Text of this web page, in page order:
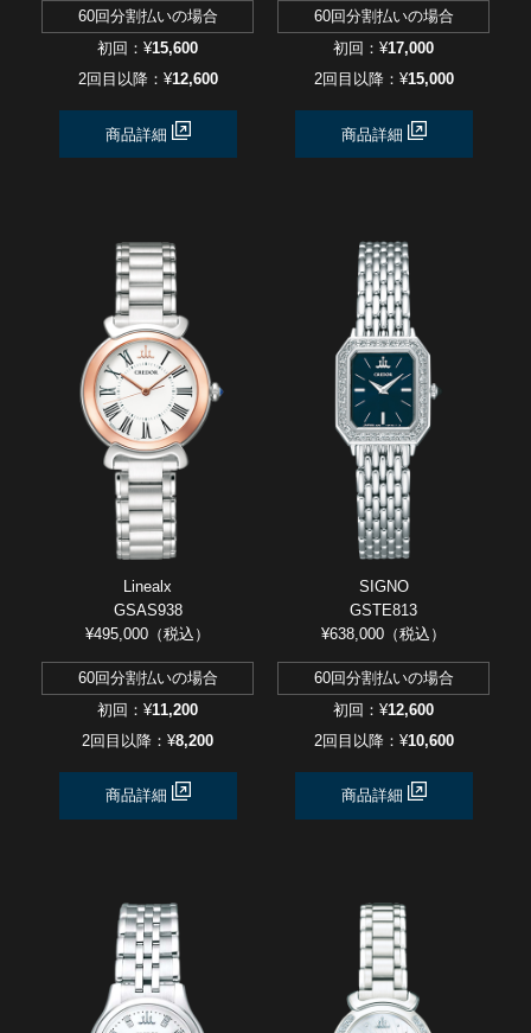
60回分割払いの場合
初回：¥15,600
2回目以降：¥12,600
商品詳細
60回分割払いの場合
初回：¥17,000
2回目以降：¥15,000
商品詳細
Linealx
GSAS938
¥495,000（税込）
60回分割払いの場合
初回：¥11,200
2回目以降：¥8,200
商品詳細
SIGNO
GSTE813
¥638,000（税込）
60回分割払いの場合
初回：¥12,600
2回目以降：¥10,600
商品詳細